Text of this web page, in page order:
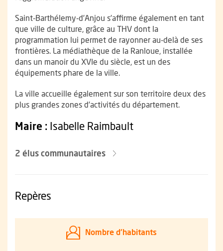
Saint-Barthélemy-d’Anjou s’affirme également en tant
que ville de culture, grâce au THV dont la
programmation lui permet de rayonner au-delà de ses
frontières. La médiathèque de la Ranloue, installée
dans un manoir du XVIe du siècle, est un des
équipements phare de la ville.
La ville accueille également sur son territoire deux des
plus grandes zones d’activités du département.
Les elus
Maire : Isabelle Raimbault
2 élus communautaires
Repères
Nombre d'habitants